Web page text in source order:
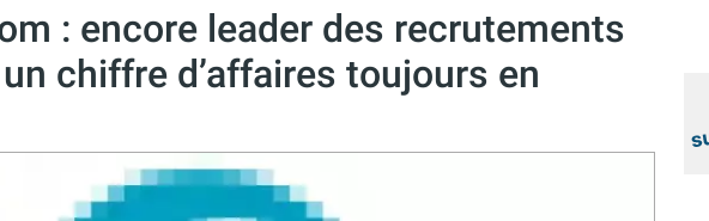
: encore leader des recrutements
chiffre d’affaires toujours en